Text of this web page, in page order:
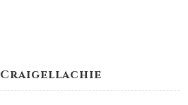
Craigellachie